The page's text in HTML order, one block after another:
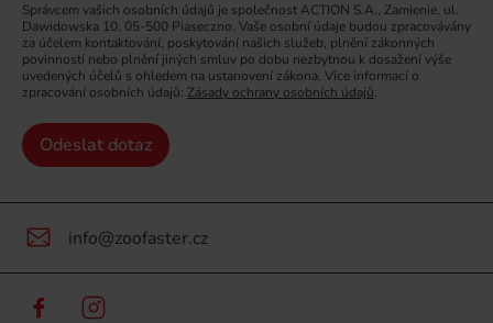
Správcem vašich osobních údajů je společnost ACTION S.A., Zamienie, ul.
Dawidowska 10, 05-500 Piaseczno. Vaše osobní údaje budou zpracovávány
za účelem kontaktování, poskytování našich služeb, plnění zákonných
povinností nebo plnění jiných smluv po dobu nezbytnou k dosažení výše
uvedených účelů s ohledem na ustanovení zákona. Více informací o
zpracování osobních údajů: Zásady ochrany osobních údajů.
Odeslat dotaz
info@zoofaster.cz